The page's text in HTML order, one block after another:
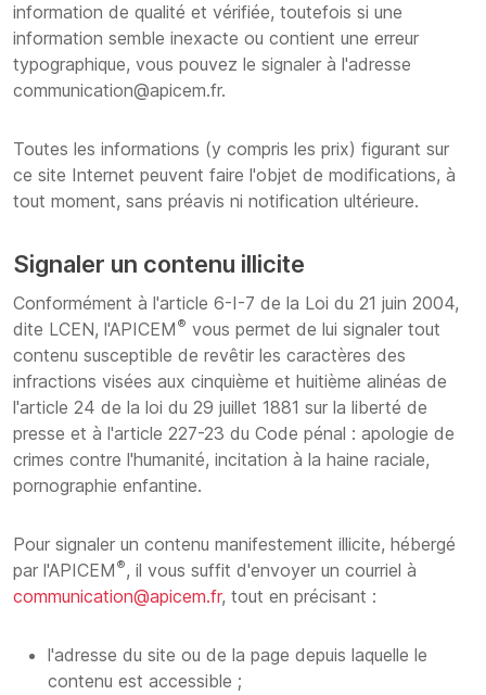
information de qualité et vérifiée, toutefois si une
information semble inexacte ou contient une erreur
typographique, vous pouvez le signaler à l'adresse
communication@apicem.fr.
Toutes les informations (y compris les prix) figurant sur
ce site Internet peuvent faire l'objet de modifications, à
tout moment, sans préavis ni notification ultérieure.
Signaler un contenu illicite
Conformément à l'article 6-I-7 de la Loi du 21 juin 2004,
dite LCEN, l'APICEM ® vous permet de lui signaler tout
contenu susceptible de revêtir les caractères des
infractions visées aux cinquième et huitième alinéas de
l'article 24 de la loi du 29 juillet 1881 sur la liberté de
presse et à l'article 227-23 du Code pénal : apologie de
crimes contre l'humanité, incitation à la haine raciale,
pornographie enfantine.
Pour signaler un contenu manifestement illicite, hébergé
par l'APICEM ®, il vous suffit d'envoyer un courriel à
communication@apicem.fr, tout en précisant :
l'adresse du site ou de la page depuis laquelle le
contenu est accessible ;